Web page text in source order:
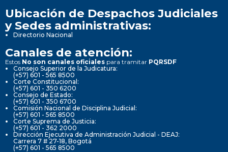
Ubicación de Despachos Judiciales
y Sedes administrativas:
Directorio Nacional
Canales de atención:
Estos No son canales oficiales para tramitar PQRSDF
Consejo Superior de la Judicatura:
(+57) 601 - 565 8500
Corte Constitucional:
(+57) 601 - 350 6200
Consejo de Estado:
(+57) 601 - 350 6700
Comisión Nacional de Disciplina Judicial:
(+57) 601 - 565 8500
Corte Suprema de Justicia:
(+57) 601 - 362 2000
Dirección Ejecutiva de Administración Judicial - DEAJ:
Carrera 7 # 27-18, Bogotá
(+57) 601 - 565 8500